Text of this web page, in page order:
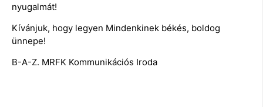
nyugalmát!
Kívánjuk, hogy legyen Mindenkinek békés, boldog
ünnepe!
B-A-Z. MRFK Kommunikációs Iroda